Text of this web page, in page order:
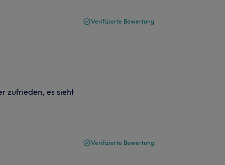
Verifizierte Bewertung
zufrieden, es sieht
Verifizierte Bewertung